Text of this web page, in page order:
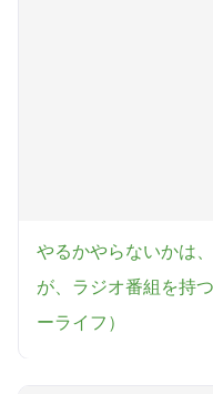
やるかやらないかは
が、ラジオ番組を持
ーライフ）